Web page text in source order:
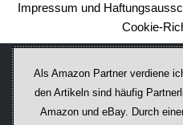
Impressum und
Cookie-
Als Amazon Partner verdiene
den Artikeln sind häufig
Amazon und eBay. Durch